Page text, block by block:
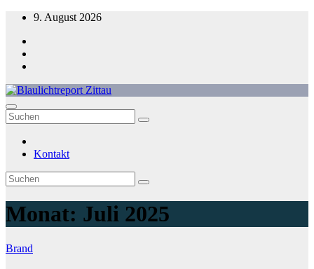
Zum
springen
9. August 2026
Blaulichtreport Zittau
Kontakt
Monat: Juli 2025
Brand